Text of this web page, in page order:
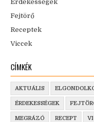
Érdekességek
Fejtörő
Receptek
Viccek
CÍMKÉK
AKTUÁLIS
ÉRDEKESSÉGEK
MEGRÁZÓ RECEPT